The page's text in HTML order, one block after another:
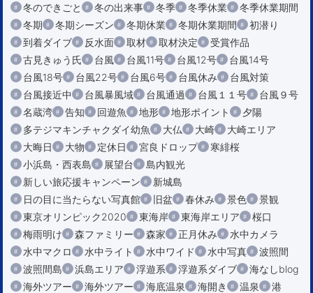
冬のできごと
冬の出来事 冬季 冬季休業
冬季休業期間
冬期
冬期シーズン 冬期休業 冬期休業期間
初潜り
到着ダイブ
反水面 取材 取材決定
受賞作品
古見きゅう氏
台風 台風11号 台風12号
台風14号
台風18号
台風22号 台風6号 台風休み
台風対策
台風接近中
台風暴風域 台風通過 台風１１号
台風９号
名蔵湾
告知 回遊魚 地形 地形ポイント
夕陽
多テジマキンチャクダイ幼魚
大仏 大崎
大崎エリア
大晦日
大物 定休日 宮良ドロップ
寒緋桜
小浜島・西表島
展望台
島内観光
新しい旅応援キャンペーン
新城島
日の目に当たらない写真館
旧盆 春休み 景色
景観
東京オリンピック2020
東海岸 東海岸エリア
桜口
梅雨明け
森ファミリー 森家 正月休み
水中カメラ
水中マクロ
水中ライト 水中ワイド 水中写真
波照間
波照間島
浜島エリア 浮遊系 浮遊系ダイブ
海なしblog
海外ツアー
海外ツアー 海底温泉 海開き 温泉
港